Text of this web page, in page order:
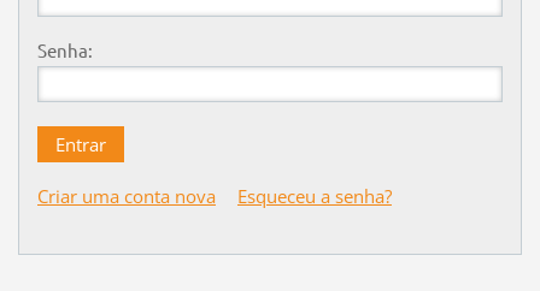
Senha:
Criar uma conta nova Esqueceu a senha?